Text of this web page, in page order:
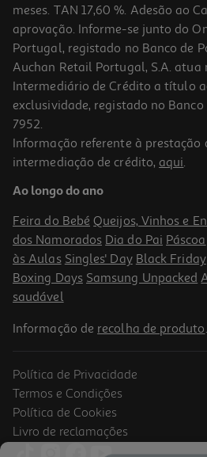
-10%
Livro Eu Quero Isso Já! De A.p.
10.71 €/un
PVP de editor
10,71 €
-10%
meses. TAN 17,60 %. Adesão ao
aprovação. Informe-se junto do
Portugal, registado no Banco de
Auchan Retail Portugal, S.A. atua
Intermediário de Crédito a título
exclusividade, registado no
7952.
Informação referente à prestação
intermediação de crédito, aqui.
Ao longo do ano
Feira do Bebé Queijos, Vinhos e
dos Namorados Dia do Pai Páscoa
às Aulas Singles' Day Black Friday
Boxing Days Samsung Unpacked
saudável
Informação de recolha de produto.
Política de Privacidade
Termos e Condições
Política de Cookies
Livro de reclamações